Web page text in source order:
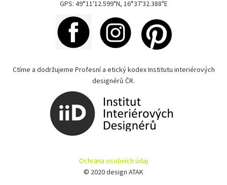
GPS: 49°11'12.599"N, 16°37'32.388"E
Ctíme a dodržujeme Profesní a etický kodex Institutu interiérových
designérů ČR.
Ochrana osobních údaj
© 2020 design ATAK